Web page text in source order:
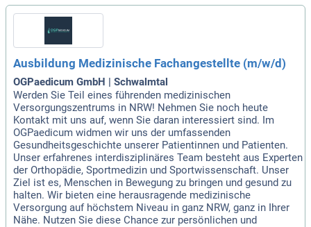
Ausbildung Medizinische Fachangestellte (m/w/d)
OGPaedicum GmbH | Schwalmtal
Werden Sie Teil eines führenden medizinischen
Versorgungszentrums in NRW! Nehmen Sie noch heute
Kontakt mit uns auf, wenn Sie daran interessiert sind. Im
OGPaedicum widmen wir uns der umfassenden
Gesundheitsgeschichte unserer Patientinnen und Patienten.
Unser erfahrenes interdisziplinäres Team besteht aus Experten
der Orthopädie, Sportmedizin und Sportwissenschaft. Unser
Ziel ist es, Menschen in Bewegung zu bringen und gesund zu
halten. Wir bieten eine herausragende medizinische
Versorgung auf höchstem Niveau in ganz NRW, ganz in Ihrer
Nähe. Nutzen Sie diese Chance zur persönlichen und